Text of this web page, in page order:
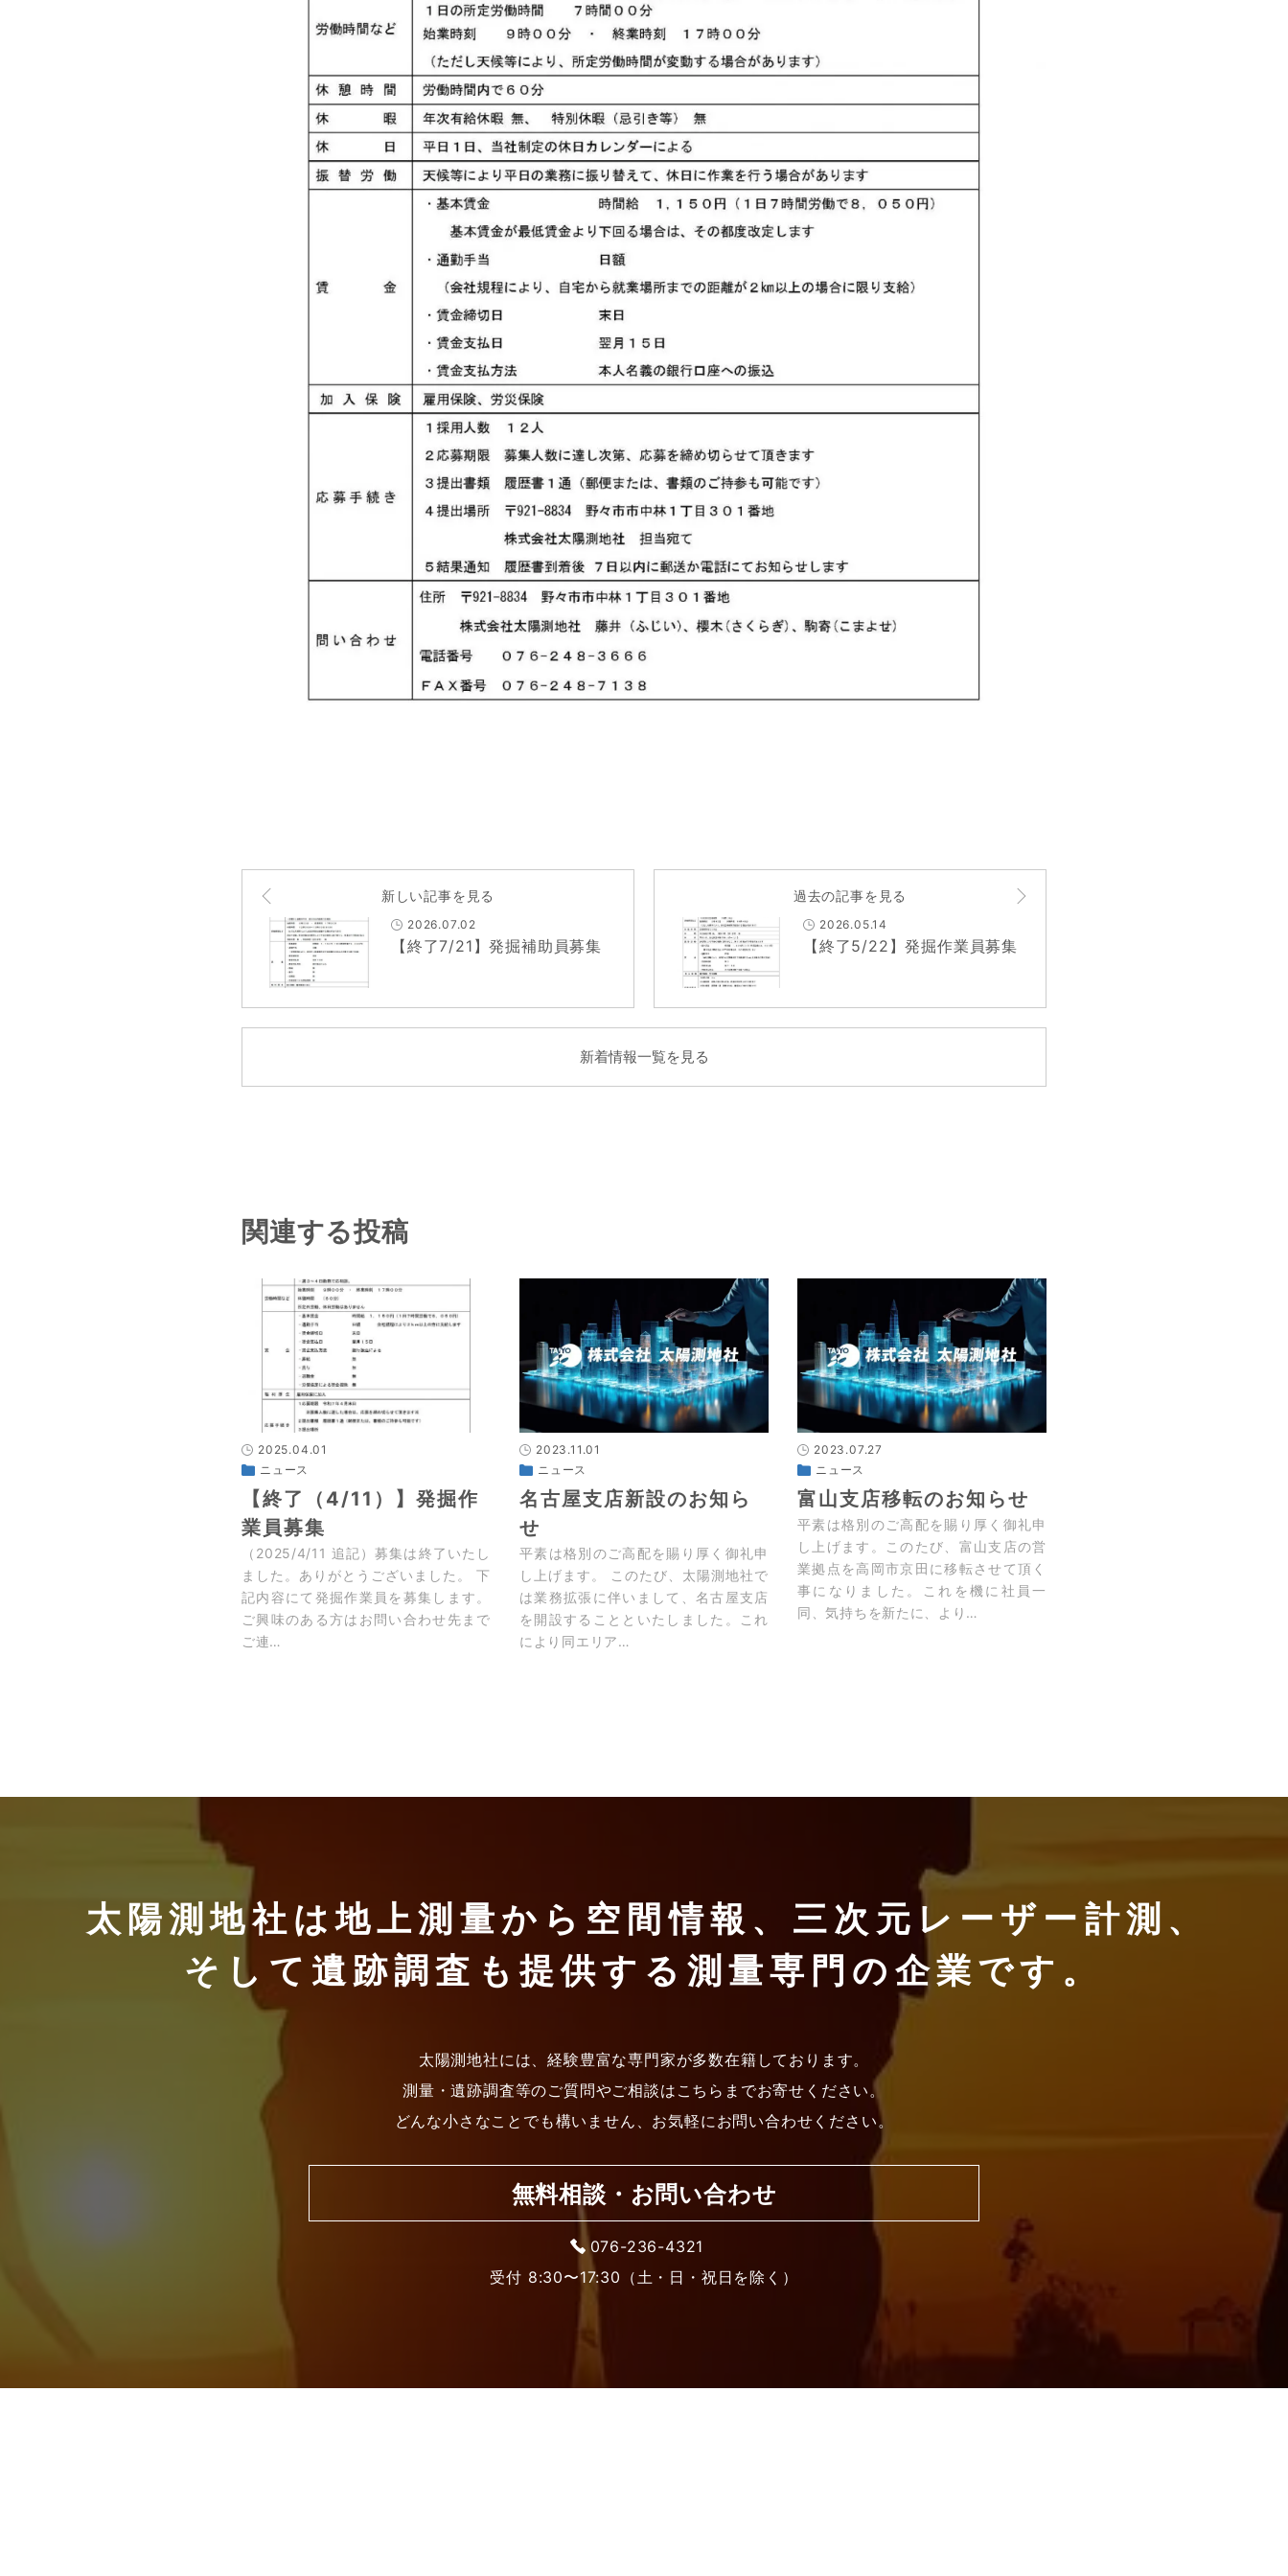
新しい記事を見る
2026.07.02
【終了7/21】発掘補助員募集
過去の記事を見る
2026.05.14
【終了5/22】発掘作業員募集
新着情報一覧を見る
関連する投稿
2025.04.01
ニュース
【終了（4/11）】発掘作
業員募集
（2025/4/11 追記）募集は終了いたし
ました。ありがとうございました。 下
記内容にて発掘作業員を募集します。
ご興味のある方はお問い合わせ先まで
ご連…
2023.11.01
ニュース
名古屋支店新設のお知ら
せ
平素は格別のご高配を賜り厚く御礼申
し上げます。 このたび、太陽測地社で
は業務拡張に伴いまして、名古屋支店
を開設することといたしました。これ
により同エリア…
2023.07.27
ニュース
富山支店移転のお知らせ
平素は格別のご高配を賜り厚く御礼申
し上げます。このたび、富山支店の営
業拠点を高岡市京田に移転させて頂く
事になりました。これを機に社員一
同、気持ちを新たに、より…
太陽測地社は地上測量から空間情報、 三次元レーザー計測、
そして遺跡調査も提供する 測量専門の企業です。
太陽測地社には、経験豊富な専門家が多数在籍しております。
測量・遺跡調査等のご質問やご相談はこちらまでお寄せください。
どんな小さなことでも構いません、お気軽にお問い合わせください。
無料相談・お問い合わせ
076-236-4321
受付 8:30〜17:30（土・日・祝日を除く）